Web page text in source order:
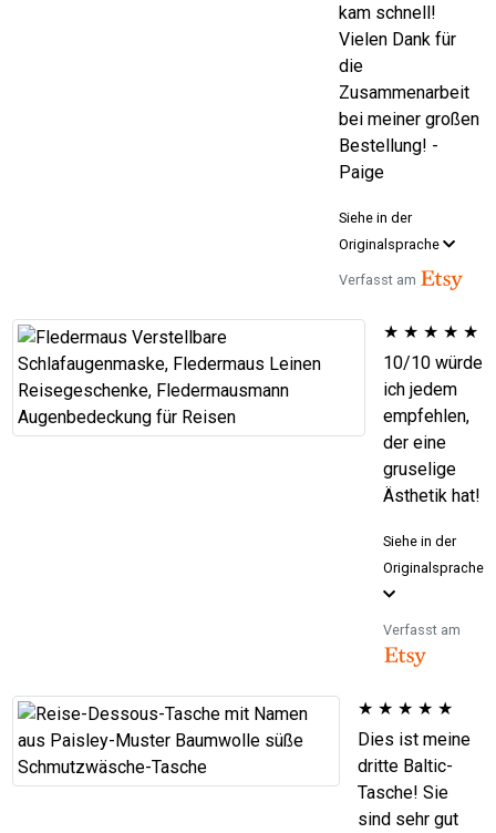
kam schnell!
Vielen Dank für
die
Zusammenarbeit
bei meiner großen
Bestellung! -
Paige
Siehe in der
Originalsprache
Verfasst am
★ ★ ★ ★ ★
10/10 würde
ich jedem
empfehlen,
der eine
gruselige
Ästhetik hat!
Siehe in der
Originalsprache
Verfasst am
★ ★ ★ ★ ★
Dies ist meine
dritte Baltic-
Tasche! Sie
sind sehr gut